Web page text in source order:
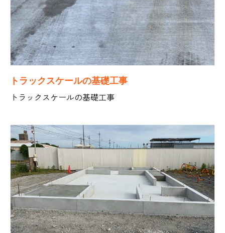
トラックスケールの基礎工事
トラックスケールの基礎工事